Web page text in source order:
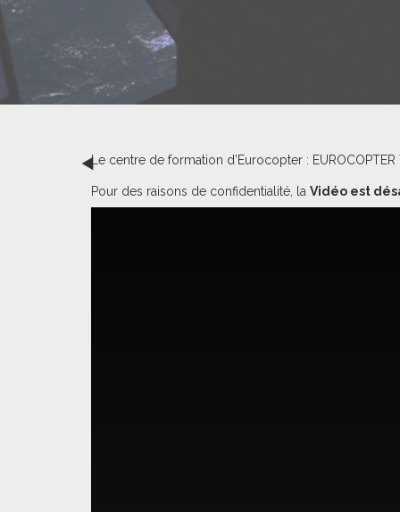
Le centre de formation d’Eurocopter :
Pour des raisons de confidentialité, la Vidéo est